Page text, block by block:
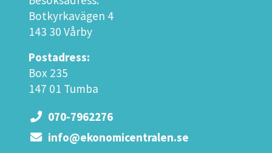
Botkyrkavägen 4
143 30 Vårby
Postadress:
Box 235
147 01 Tumba
070-7962276
info@ekonomicentralen.se